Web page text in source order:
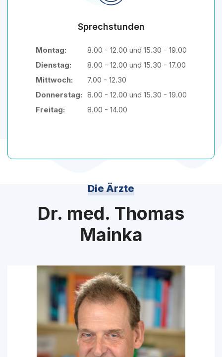
Sprechstunden
Montag:
8.00 - 12.00 und 15.30 - 19.00
Dienstag:
8.00 - 12.00 und 15.30 - 17.00
Mittwoch:
7.00 - 12.30
Donnerstag: 8.00 - 12.00 und 15.30 - 19.00
Freitag:
8.00 - 14.00
Die Ärzte
Dr. med. Thomas
Mainka